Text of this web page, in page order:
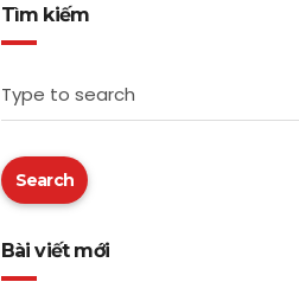
Tìm kiếm
Type to search
Search
Bài viết mới